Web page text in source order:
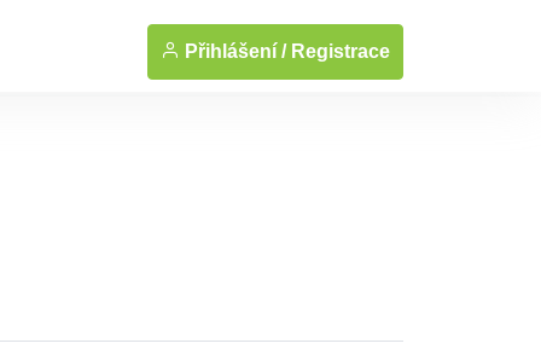
Přihlášení / Registrace
... Zobrazit fotografie